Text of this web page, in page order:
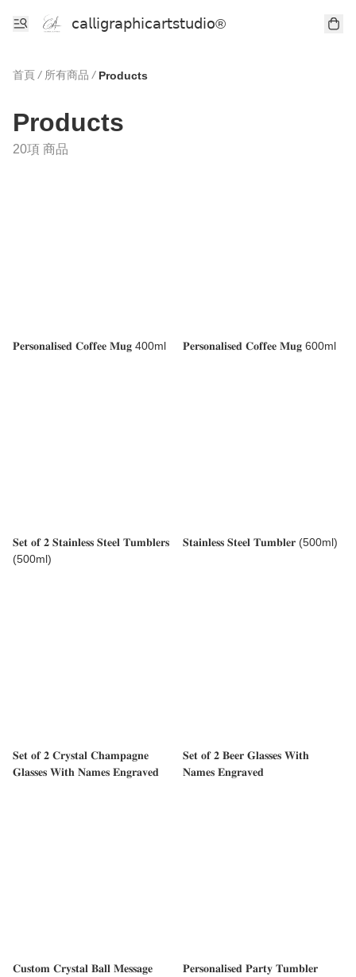
𝖼𝖺𝗅𝗅𝗂𝗀𝗋𝖺𝗉𝗁𝗂𝖼𝖺𝗋𝗍𝗌𝗍𝗎𝖽𝗂𝗈®
首頁 / 所有商品 / Products
Products
20項 商品
𝐏𝐞𝐫𝐬𝐨𝐧𝐚𝐥𝐢𝐬𝐞𝐝 𝐂𝐨𝐟𝐟𝐞𝐞 𝐌𝐮𝐠 400ml 𝐏𝐞𝐫𝐬𝐨𝐧𝐚𝐥𝐢𝐬𝐞𝐝 𝐂𝐨𝐟𝐟𝐞𝐞 𝐌𝐮𝐠 600ml
𝐒𝐞𝐭 𝐨𝐟 𝟐 𝐒𝐭𝐚𝐢𝐧𝐥𝐞𝐬𝐬 𝐒𝐭𝐞𝐞𝐥 𝐓𝐮𝐦𝐛𝐥𝐞𝐫𝐬
(500ml)
𝐒𝐭𝐚𝐢𝐧𝐥𝐞𝐬𝐬 𝐒𝐭𝐞𝐞𝐥 𝐓𝐮𝐦𝐛𝐥𝐞𝐫 (500ml)
𝐒𝐞𝐭 𝐨𝐟 𝟐 𝐂𝐫𝐲𝐬𝐭𝐚𝐥 𝐂𝐡𝐚𝐦𝐩𝐚𝐠𝐧𝐞
𝐆𝐥𝐚𝐬𝐬𝐞𝐬 𝐖𝐢𝐭𝐡 𝐍𝐚𝐦𝐞𝐬 𝐄𝐧𝐠𝐫𝐚𝐯𝐞𝐝
𝐒𝐞𝐭 𝐨𝐟 𝟐 𝐁𝐞𝐞𝐫 𝐆𝐥𝐚𝐬𝐬𝐞𝐬 𝐖𝐢𝐭𝐡
𝐍𝐚𝐦𝐞𝐬 𝐄𝐧𝐠𝐫𝐚𝐯𝐞𝐝
𝐂𝐮𝐬𝐭𝐨𝐦 𝐂𝐫𝐲𝐬𝐭𝐚𝐥 𝐁𝐚𝐥𝐥 𝐌𝐞𝐬𝐬𝐚𝐠𝐞
𝐏𝐞𝐫𝐬𝐨𝐧𝐚𝐥𝐢𝐬𝐞𝐝 𝐏𝐚𝐫𝐭𝐲 𝐓𝐮𝐦𝐛𝐥𝐞𝐫